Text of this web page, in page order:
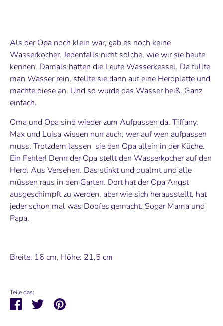
Als der Opa noch klein war, gab es noch keine
Wasserkocher. Jedenfalls nicht solche, wie wir sie heute
kennen. Damals hatten die Leute Wasserkessel. Da füllte
man Wasser rein, stellte sie dann auf eine Herdplatte und
machte diese an. Und so wurde das Wasser heiß. Ganz
einfach.
Oma und Opa sind wieder zum Aufpassen da. Tiffany,
Max und Luisa wissen nun auch, wer auf wen aufpassen
muss. Trotzdem lassen sie den Opa allein in der Küche.
Ein Fehler! Denn der Opa stellt den Wasserkocher auf den
Herd. Aus Versehen. Das stinkt und qualmt und alle
müssen raus in den Garten. Dort hat der Opa Angst
ausgeschimpft zu werden, aber wie sich herausstellt, hat
jeder schon mal was Doofes gemacht. Sogar Mama und
Papa.
Breite: 16 cm, Höhe: 21,5 cm
Teile das:
TeilenTwitternPinnen
Follow us
Here you can always find the latest products and
other news.